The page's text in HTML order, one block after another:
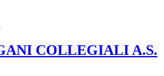
COLLEGIALI A.S.